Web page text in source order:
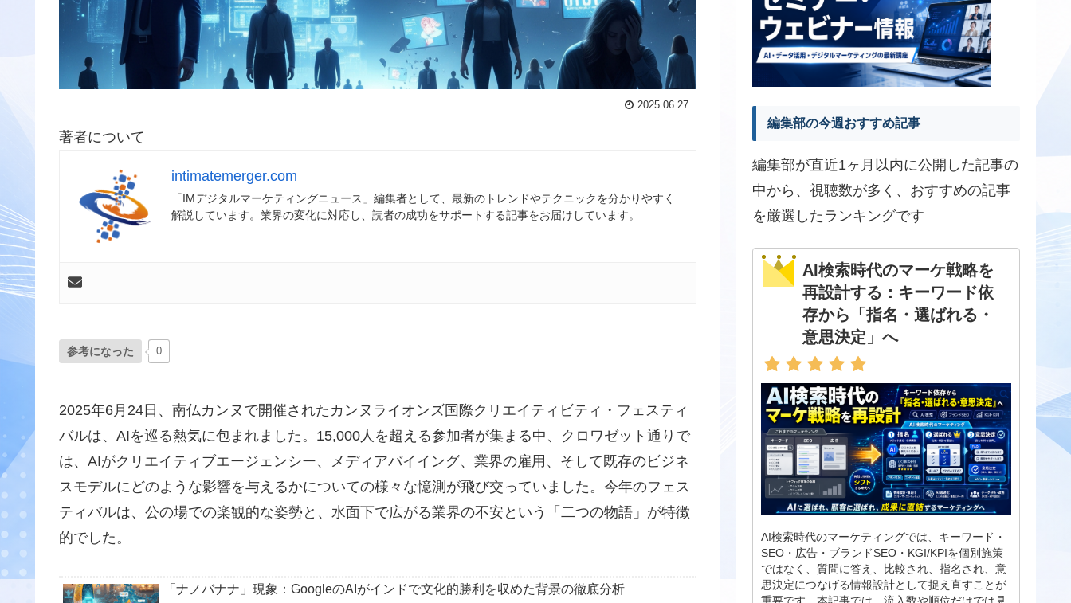
2025.06.27
著者について
intimatemerger.com
「IMデジタルマーケティングニュース」編集者として、最新のトレンドやテクニックを分かりやすく
解説しています。業界の変化に対応し、読者の成功をサポートする記事をお届けしています。
参考になった 0
2025年6月24日、南仏カンヌで開催されたカンヌライオンズ国際クリエイティビティ・フェスティ
バルは、AIを巡る熱気に包まれました。15,000人を超える参加者が集まる中、クロワゼット通りで
は、AIがクリエイティブエージェンシー、メディアバイイング、業界の雇用、そして既存のビジネ
スモデルにどのような影響を与えるかについての様々な憶測が飛び交っていました。今年のフェス
ティバルは、公の場での楽観的な姿勢と、水面下で広がる業界の不安という「二つの物語」が特徴
的でした。
「ナノバナナ」現象：GoogleのAIがインドで文化的勝利を収めた背景の徹底分析
編集部の今週おすすめ記事
編集部が直近1ヶ月以内に公開した記事の
中から、視聴数が多く、おすすめの記事
を厳選したランキングです
AI検索時代のマーケ戦略を
再設計する：キーワード依
存から「指名・選ばれる・
意思決定」へ
AI検索時代のマーケティングでは、キーワード・
SEO・広告・ブランドSEO・KGI/KPIを個別施策
ではなく、質問に答え、比較され、指名され、意
思決定につなげる情報設計として捉え直すことが